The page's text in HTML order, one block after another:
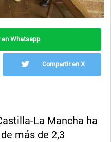
en Whatsapp
Compartir en X
La Mancha ha
más de 2,3